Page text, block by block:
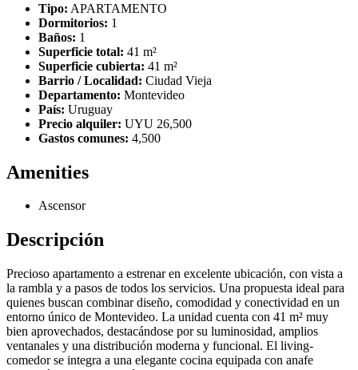
Tipo: APARTAMENTO
Dormitorios: 1
Baños: 1
Superficie total: 41 m²
Superficie cubierta: 41 m²
Barrio / Localidad: Ciudad Vieja
Departamento: Montevideo
País: Uruguay
Precio alquiler: UYU 26,500
Gastos comunes: 4,500
Amenities
Ascensor
Descripción
Precioso apartamento a estrenar en excelente ubicación, con vista a
la rambla y a pasos de todos los servicios. Una propuesta ideal para
quienes buscan combinar diseño, comodidad y conectividad en un
entorno único de Montevideo. La unidad cuenta con 41 m² muy
bien aprovechados, destacándose por su luminosidad, amplios
ventanales y una distribución moderna y funcional. El living-
comedor se integra a una elegante cocina equipada con anafe